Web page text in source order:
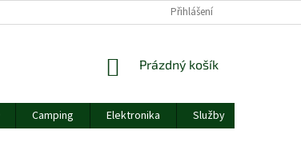
Přihlášení
NÁKUPNÍ
Prázdný košík
Camping Elektronika Služby